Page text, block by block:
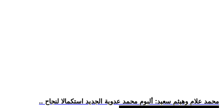
.. محمد علام وهيثم سعيد: ألبوم محمد عدوية الجديد استكمالا لنجاح